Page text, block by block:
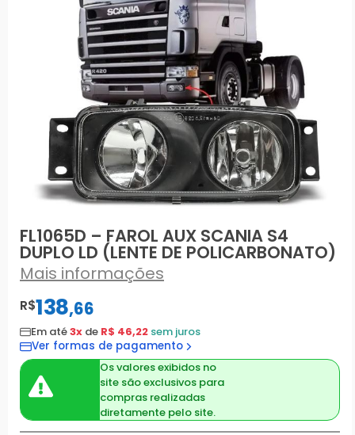
FL1065D – FAROL AUX SCANIA S4
DUPLO LD (LENTE DE POLICARBONATO)
Mais informações
R$138,66
Em até3x de R$ 46,22 sem juros
Ver formas de pagamento
Os valores exibidos no
site são exclusivos para
compras realizadas
diretamente pelo site.